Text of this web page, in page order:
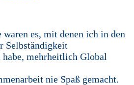
es, mit denen ich in den
Selbständigkeit
habe, mehrheitlich Global
nie Spaß gemacht.